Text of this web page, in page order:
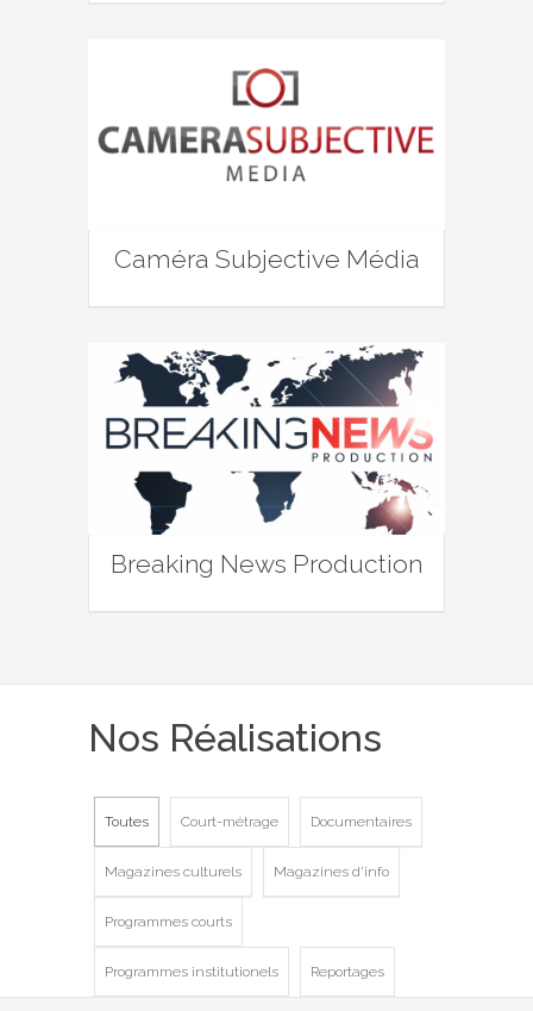
Caméra Subjective Média
Breaking News Production
Nos Réalisations
Toutes Court-métrage Documentaires
Magazines culturels Magazines d'info
Programmes courts
Programmes institutionels Reportages